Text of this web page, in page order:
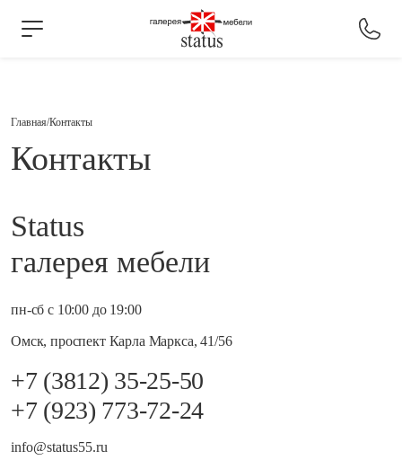
Главная Контакты
Контакты
Status
галерея мебели
пн-сб с 10:00 до 19:00
Омск, проспект Карла Маркса, 41/56
+7 (3812) 35-25-50
+7 (923) 773-72-24
info@status55.ru